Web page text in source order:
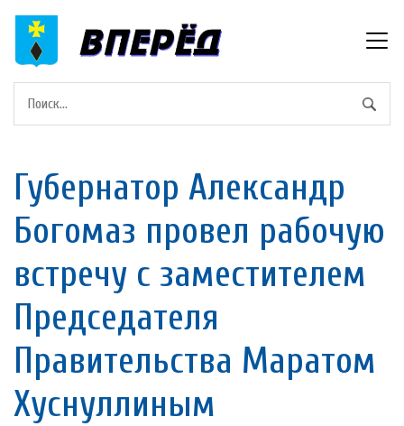
Губернатор Александр
Богомаз провел рабочую
встречу с заместителем
Председателя
Правительства Маратом
Хуснуллиным